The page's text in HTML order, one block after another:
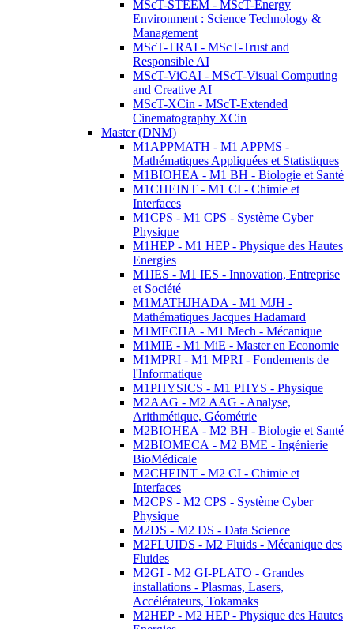
MScT-STEEM - MScT-Energy
Environment : Science Technology &
Management
MScT-TRAI - MScT-Trust and
Responsible AI
MScT-ViCAI - MScT-Visual Computing
and Creative AI
MScT-XCin - MScT-Extended
Cinematography XCin
Master (DNM)
M1APPMATH - M1 APPMS -
Mathématiques Appliquées et Statistiques
M1BIOHEA - M1 BH - Biologie et Santé
M1CHEINT - M1 CI - Chimie et
Interfaces
M1CPS - M1 CPS - Système Cyber
Physique
M1HEP - M1 HEP - Physique des Hautes
Energies
M1IES - M1 IES - Innovation, Entreprise
et Société
M1MATHJHADA - M1 MJH -
Mathématiques Jacques Hadamard
M1MECHA - M1 Mech - Mécanique
M1MIE - M1 MiE - Master en Economie
M1MPRI - M1 MPRI - Fondements de
l'Informatique
M1PHYSICS - M1 PHYS - Physique
M2AAG - M2 AAG - Analyse,
Arithmétique, Géométrie
M2BIOHEA - M2 BH - Biologie et Santé
M2BIOMECA - M2 BME - Ingénierie
BioMédicale
M2CHEINT - M2 CI - Chimie et
Interfaces
M2CPS - M2 CPS - Système Cyber
Physique
M2DS - M2 DS - Data Science
M2FLUIDS - M2 Fluids - Mécanique des
Fluides
M2GI - M2 GI-PLATO - Grandes
installations - Plasmas, Lasers,
Accélérateurs, Tokamaks
M2HEP - M2 HEP - Physique des Hautes